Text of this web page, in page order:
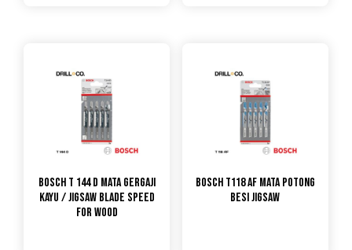
Bosch T 144 D Mata Gergaji
Kayu / Jigsaw Blade Speed
for Wood
Bosch T118 AF Mata Potong
Besi Jigsaw